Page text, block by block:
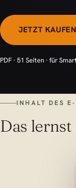
JETZT KAUFEN
PDF · 51 Seiten · für
INHALT DES
Das lernst